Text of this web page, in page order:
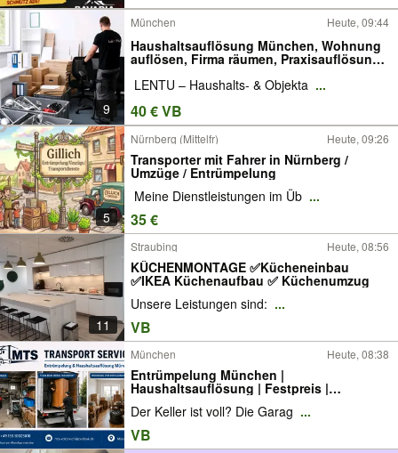
9
München Heute, 09:44
Haushaltsauflösung München, Wohnung
auflösen, Firma räumen, Praxisauflösung,
Keller leer räumen, Nachlass
️ LENTU – Haushalts- & Objekta ...
40 € VB
5
Nürnberg (Mittelfr) Heute, 09:26
Transporter mit Fahrer in Nürnberg /
Umzüge / Entrümpelung
️ Meine Dienstleistungen im Üb ...
35 €
11
Straubing Heute, 08:56
KÜCHENMONTAGE ✅Kücheneinbau
✅IKEA Küchenaufbau ✅ Küchenumzug
Unsere Leistungen sind: ...
VB
München Heute, 08:38
Entrümpelung München |
Haushaltsauflösung | Festpreis |
Kostenlose Besichtigung
Der Keller ist voll? Die Garag ...
VB